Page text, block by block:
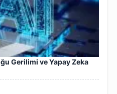
Gerilimi ve Yapay Zeka